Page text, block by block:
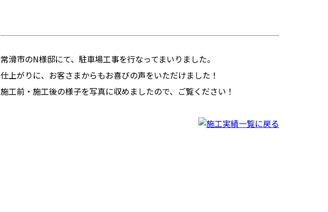
常滑市のN様邸にて、駐車場工事を行なってまいりました。
仕上がりに、お客さまからもお喜びの声をいただけました！
施工前・施工後の様子を写真に収めましたので、ご覧ください！